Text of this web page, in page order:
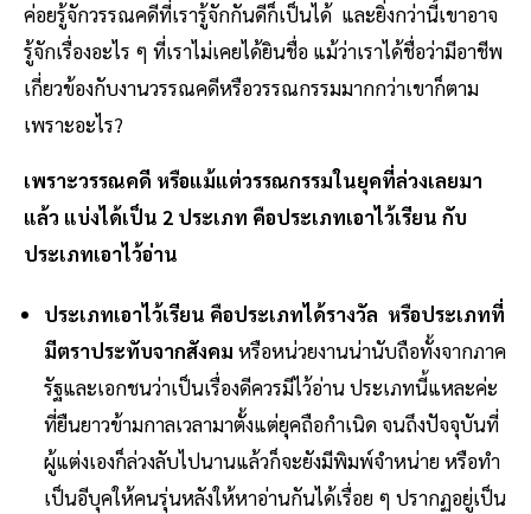
ค่อยรู้จักวรรณคดีที่เรารู้จักกันดีก็เป็นได้ และยิ่งกว่านี้เขาอาจ
รู้จักเรื่องอะไร ๆ ที่เราไม่เคยได้ยินชื่อ แม้ว่าเราได้ชื่อว่ามีอาชีพ
เกี่ยวข้องกับงานวรรณคดีหรือวรรณกรรมมากกว่าเขาก็ตาม
เพราะอะไร?
เพราะวรรณคดี หรือแม้แต่วรรณกรรมในยุคที่ล่วงเลยมา
แล้ว แบ่งได้เป็น 2 ประเภท คือประเภทเอาไว้เรียน กับ
ประเภทเอาไว้อ่าน
ประเภทเอาไว้เรียน คือประเภทได้รางวัล หรือประเภทที่
มีตราประทับจากสังคม หรือหน่วยงานน่านับถือทั้งจากภาค
รัฐและเอกชนว่าเป็นเรื่องดีควรมีไว้อ่าน ประเภทนี้แหละค่ะ
ที่ยืนยาวข้ามกาลเวลามาตั้งแต่ยุคถือกำเนิด จนถึงปัจจุบันที่
ผู้แต่งเองก็ล่วงลับไปนานแล้วก็จะยังมีพิมพ์จำหน่าย หรือทำ
เป็นอีบุคให้คนรุ่นหลังให้หาอ่านกันได้เรื่อย ๆ ปรากฏอยู่เป็น